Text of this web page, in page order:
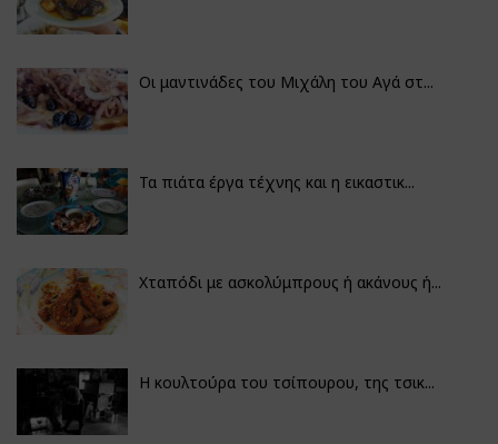
Οι μαντινάδες του Μιχάλη του Αγά στ...
Τα πιάτα έργα τέχνης και η εικαστικ...
Χταπόδι με ασκολύμπρους ή ακάνους ή...
Η κουλτούρα του τσίπουρου, της τσικ...